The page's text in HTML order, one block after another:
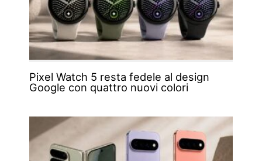
Pixel Watch 5 resta fedele al design
Google con quattro nuovi colori